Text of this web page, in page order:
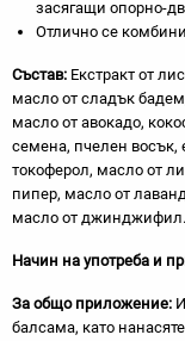
засягащи опорно-
Отлично се
Състав: Екстракт от
масло от сладък
масло от авокадо,
семена, пчелен восък,
токоферол, масло от
пипер, масло от
масло от джинджифил.
Начин на употреба и
За общо приложение:
балсама, като